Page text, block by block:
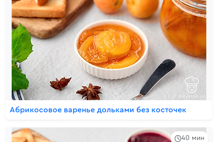
Абрикосовое варенье дольками без косточек
40 мин